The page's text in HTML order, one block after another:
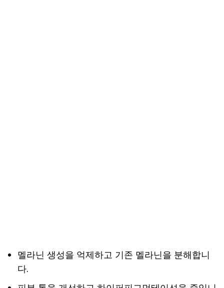
멜라닌 생성을 억제하고 기존 멜라닌을 분해합니
다.